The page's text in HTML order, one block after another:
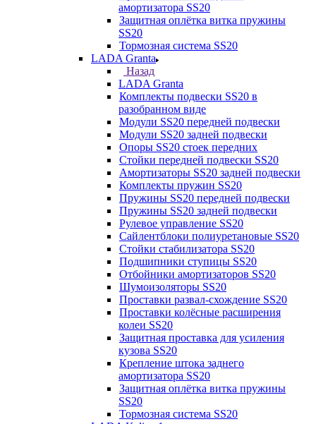
амортизатора SS20
Защитная оплётка витка пружины
SS20
Тормозная система SS20
LADA Granta
Назад
LADA Granta
Комплекты подвески SS20 в
разобранном виде
Модули SS20 передней подвески
Модули SS20 задней подвески
Опоры SS20 стоек передних
Стойки передней подвески SS20
Амортизаторы SS20 задней подвески
Комплекты пружин SS20
Пружины SS20 передней подвески
Пружины SS20 задней подвески
Рулевое управление SS20
Сайлентблоки полиуретановые SS20
Стойки стабилизатора SS20
Подшипники ступицы SS20
Отбойники амортизаторов SS20
Шумоизоляторы SS20
Проставки развал-схождение SS20
Проставки колёсные расширения
колеи SS20
Защитная проставка для усиления
кузова SS20
Крепление штока заднего
амортизатора SS20
Защитная оплётка витка пружины
SS20
Тормозная система SS20